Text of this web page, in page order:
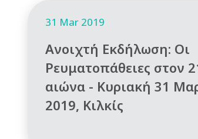
31 Mar 2019
Ανοιχτή Εκδήλωση: Οι
Ρευματοπάθειες στον
αιώνα - Κυριακή 31
2019, Κιλκίς